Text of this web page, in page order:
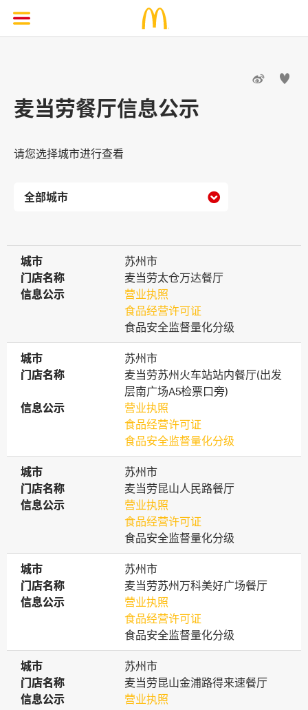
 
麦当劳餐厅信息公示
请您选择城市进行查看

城市
城市
苏州市
门店名称
门店名称
麦当劳太仓万达餐厅
信息公示
信息公示
营业执照
食品经营许可证
食品安全监督量化分级
城市
城市
苏州市
门店名称
门店名称
麦当劳苏州火车站站内餐厅(出发
层南广场A5检票口旁)
信息公示
信息公示
营业执照
食品经营许可证
食品安全监督量化分级
城市
城市
苏州市
门店名称
门店名称
麦当劳昆山人民路餐厅
信息公示
信息公示
营业执照
食品经营许可证
食品安全监督量化分级
城市
城市
苏州市
门店名称
门店名称
麦当劳苏州万科美好广场餐厅
信息公示
信息公示
营业执照
食品经营许可证
食品安全监督量化分级
城市
城市
苏州市
门店名称
门店名称
麦当劳昆山金浦路得来速餐厅
信息公示
信息公示
营业执照